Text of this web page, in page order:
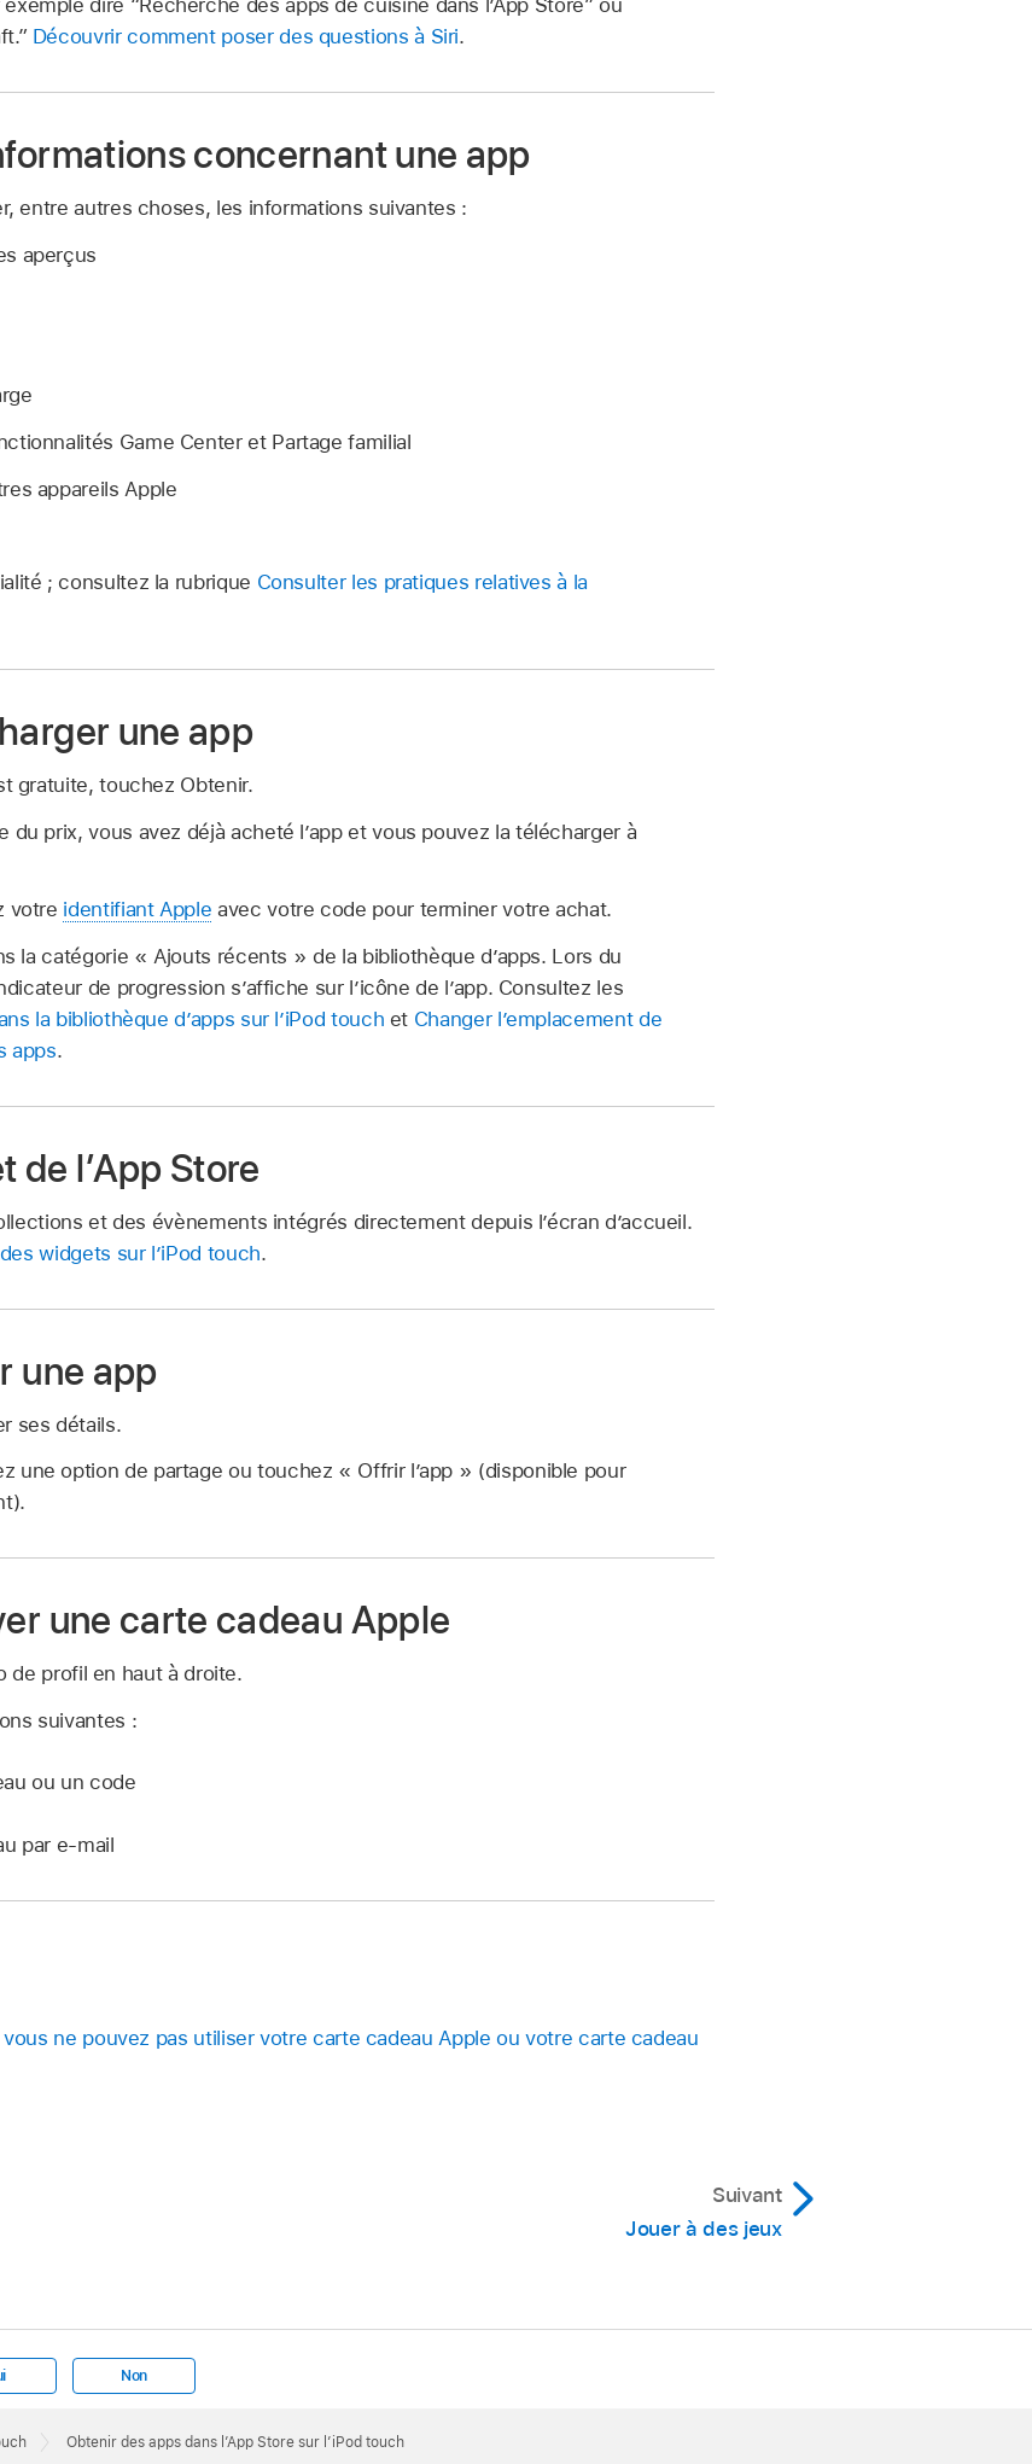
dire “Recherche des apps de cuisine dans l’App Store” ou
Découvrir comment poser des questions à Siri.
concernant une app
entre autres choses, les informations suivantes :
aperçus
Game Center et Partage familial
appareils Apple
; consultez la rubrique Consulter les pratiques relatives à la
une app
gratuite, touchez Obtenir.
du prix, vous avez déjà acheté l’app et vous pouvez la télécharger à
votre identifiant Apple avec votre code pour terminer votre achat.
la catégorie « Ajouts récents » de la bibliothèque d’apps. Lors du
de progression s’affiche sur l’icône de l’app. Consultez les
la bibliothèque d’apps sur l’iPod touch et Changer l’emplacement de
apps.
de l’App Store
et des évènements intégrés directement depuis l’écran d’accueil.
widgets sur l’iPod touch.
une app
ses détails.
une option de partage ou touchez « Offrir l’app » (disponible pour
une carte cadeau Apple
de profil en haut à droite.
suivantes :
ou un code
par e-mail
vous ne pouvez pas utiliser votre carte cadeau Apple ou votre carte cadeau
Suivant
Jouer à des jeux
Non
Obtenir des apps dans l’App Store sur l’iPod touch